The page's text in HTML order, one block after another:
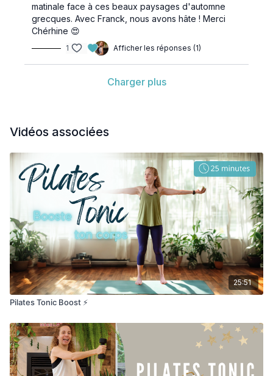
matinale face à ces beaux paysages d'automne
grecques. Avec Franck, nous avons hâte ! Merci
Chérhine 😍
1 Afficher les réponses (1)
Charger plus
Vidéos associées
25:51
Pilates Tonic Boost ⚡